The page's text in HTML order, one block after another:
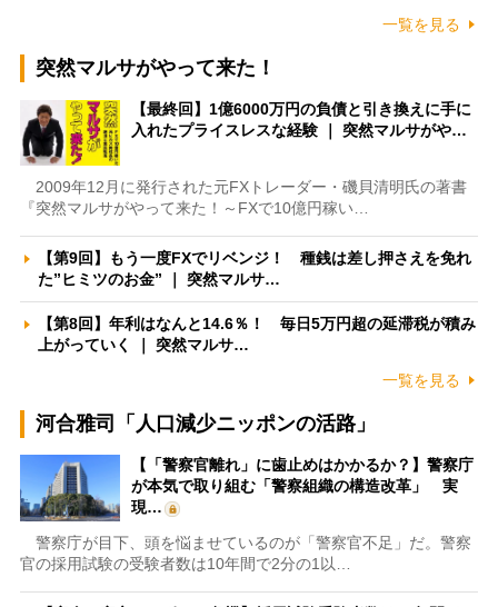
一覧を見る
突然マルサがやって来た！
【最終回】1億6000万円の負債と引き換えに手に
入れたプライスレスな経験 ｜ 突然マルサがや…
2009年12月に発行された元FXトレーダー・磯貝清明氏の著書
『突然マルサがやって来た！～FXで10億円稼い…
【第9回】もう一度FXでリベンジ！ 種銭は差し押さえを免れ
た”ヒミツのお金” ｜ 突然マルサ…
【第8回】年利はなんと14.6％！ 毎日5万円超の延滞税が積み
上がっていく ｜ 突然マルサ…
一覧を見る
河合雅司「人口減少ニッポンの活路」
【「警察官離れ」に歯止めはかかるか？】警察庁
が本気で取り組む「警察組織の構造改革」 実
現…
警察庁が目下、頭を悩ませているのが「警察官不足」だ。警察
官の採用試験の受験者数は10年間で2分の1以…